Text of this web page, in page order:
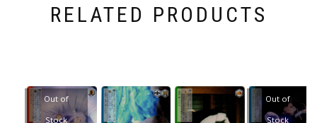
RELATED PRODUCTS
Out of
Stock
Out of
Stock